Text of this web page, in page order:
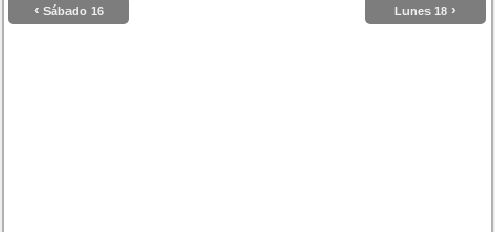
‹ Sábado 16 Lunes 18 ›